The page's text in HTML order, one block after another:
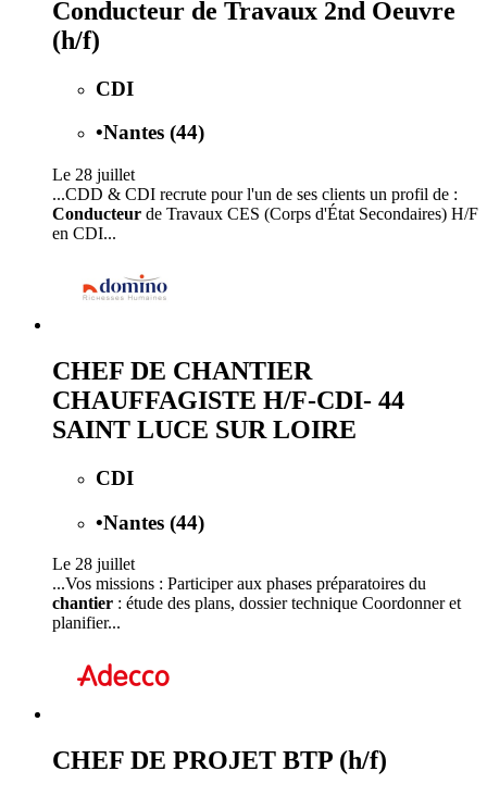
Conducteur de Travaux 2nd Oeuvre
(h/f)
CDI
•Nantes (44)
Le 28 juillet
...CDD & CDI recrute pour l'un de ses clients un profil de :
Conducteur de Travaux CES (Corps d'État Secondaires) H/F
en CDI...
CHEF DE CHANTIER
CHAUFFAGISTE H/F-CDI- 44
SAINT LUCE SUR LOIRE
CDI
•Nantes (44)
Le 28 juillet
...Vos missions : Participer aux phases préparatoires du
chantier : étude des plans, dossier technique Coordonner et
planifier...
CHEF DE PROJET BTP (h/f)